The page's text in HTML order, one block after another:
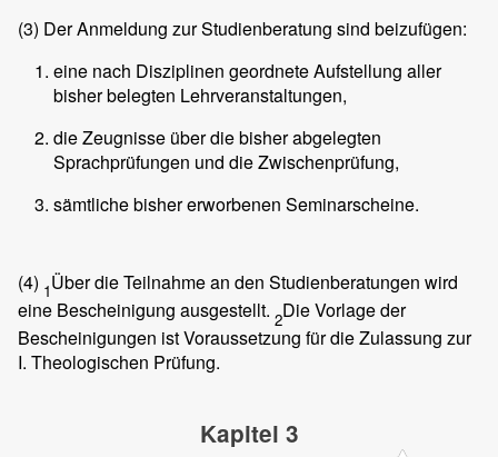
(3) Der Anmeldung zur Studienberatung sind beizufügen:
eine nach Disziplinen geordnete Aufstellung aller
bisher belegten Lehrveranstaltungen,
die Zeugnisse über die bisher abgelegten
Sprachprüfungen und die Zwischenprüfung,
sämtliche bisher erworbenen Seminarscheine.
(4) 1Über die Teilnahme an den Studienberatungen wird
eine Bescheinigung ausgestellt. 2Die Vorlage der
Bescheinigungen ist Voraussetzung für die Zulassung zur
I. Theologischen Prüfung.
Kapitel 3